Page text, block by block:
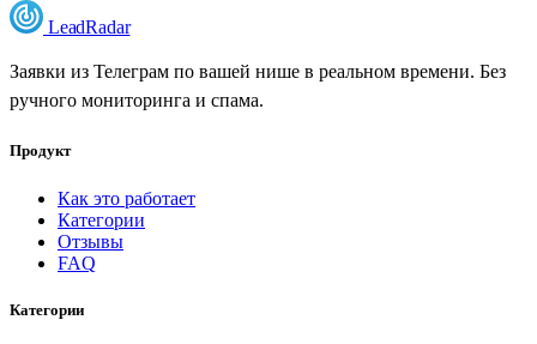
LeadRadar
Заявки из Телеграм по вашей нише в реальном времени. Без
ручного мониторинга и спама.
Продукт
Как это работает
Категории
Отзывы
FAQ
Категории